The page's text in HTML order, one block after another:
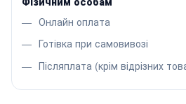
Онлайн оплата
Готівка при самовивозі
Післяплата (крім відрізних